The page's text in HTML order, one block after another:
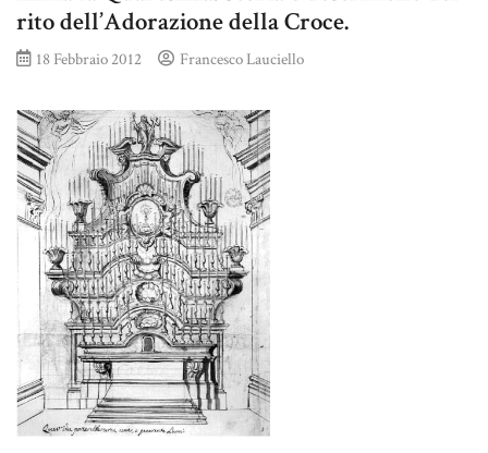
rito dell’Adorazione della Croce.
18 Febbraio 2012 Francesco Lauciello